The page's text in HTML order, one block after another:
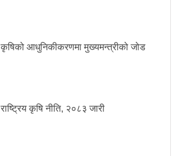
कृषिको आधुनिकीकरणमा मुख्यमन्त्रीको जोड
राष्ट्रिय कृषि नीति, २०८३ जारी